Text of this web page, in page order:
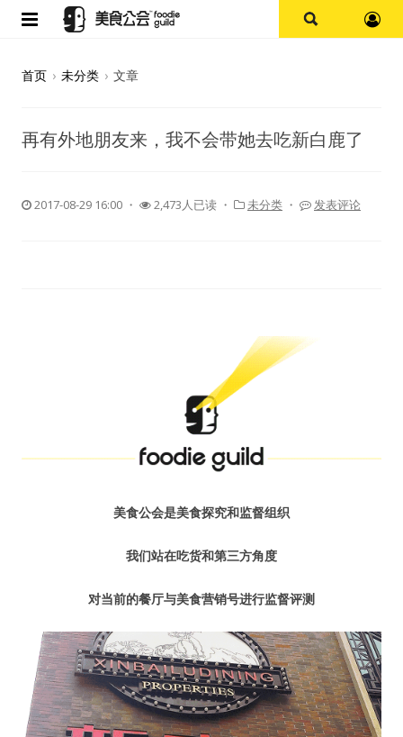
探店报告
杭州
水区
公会活动
信息发布
悬赏测评
私家厨房
首页 › 未分类 › 文章
再有外地朋友来，我不会带她去吃新白鹿了
2017-08-29 16:00 ・ 2,473人已读 ・ 未分类 ・ 发表评论
美食公会是美食探究和监督组织
我们站在吃货和第三方角度
对当前的餐厅与美食营销号进行监督评测